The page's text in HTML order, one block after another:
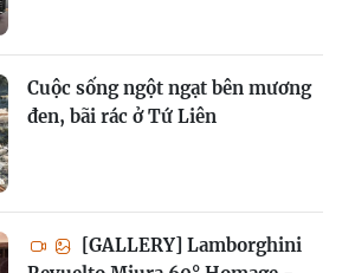
Cuộc sống ngột ngạt bên mương
đen, bãi rác ở Tứ Liên
[GALLERY] Lamborghini